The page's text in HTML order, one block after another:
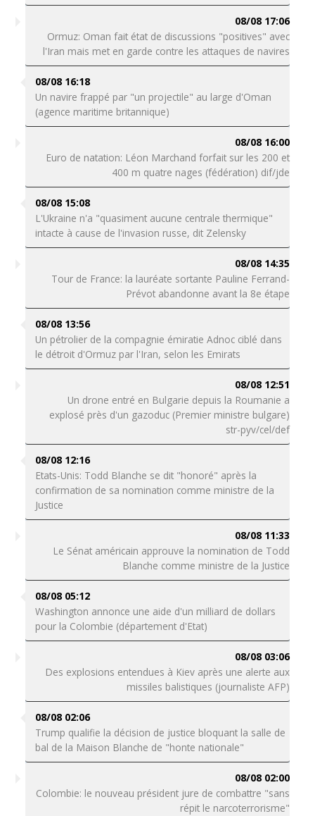
08/08 17:06
Ormuz: Oman fait état de discussions "positives" avec
l'Iran mais met en garde contre les attaques de navires
08/08 16:18
Un navire frappé par "un projectile" au large d'Oman
(agence maritime britannique)
08/08 16:00
Euro de natation: Léon Marchand forfait sur les 200 et
400 m quatre nages (fédération) dif/jde
08/08 15:08
L'Ukraine n'a "quasiment aucune centrale thermique"
intacte à cause de l'invasion russe, dit Zelensky
08/08 14:35
Tour de France: la lauréate sortante Pauline Ferrand-
Prévot abandonne avant la 8e étape
08/08 13:56
Un pétrolier de la compagnie émiratie Adnoc ciblé dans
le détroit d'Ormuz par l'Iran, selon les Emirats
08/08 12:51
Un drone entré en Bulgarie depuis la Roumanie a
explosé près d'un gazoduc (Premier ministre bulgare)
str-pyv/cel/def
08/08 12:16
Etats-Unis: Todd Blanche se dit "honoré" après la
confirmation de sa nomination comme ministre de la
Justice
08/08 11:33
Le Sénat américain approuve la nomination de Todd
Blanche comme ministre de la Justice
08/08 05:12
Washington annonce une aide d'un milliard de dollars
pour la Colombie (département d'Etat)
08/08 03:06
Des explosions entendues à Kiev après une alerte aux
missiles balistiques (journaliste AFP)
08/08 02:06
Trump qualifie la décision de justice bloquant la salle de
bal de la Maison Blanche de "honte nationale"
08/08 02:00
Colombie: le nouveau président jure de combattre "sans
répit le narcoterrorisme"